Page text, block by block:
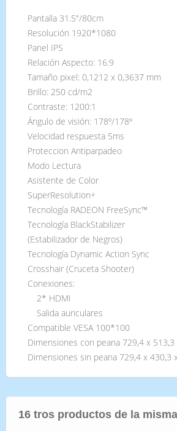
Pantalla 31.5"/80cm
Resolución 1920*1080
Panel IPS
Relación Aspecto: 16:9
Tamaño pixel: 0,1212 x 0,3637 mm
Brillo: 250 cd/m2
Contraste: 1200:1
Ángulo de visión: 178º/178º
Velocidad respuesta 5ms
Proteccion Antiparpadeo
Modo Lectura
Asistente de Color
SuperResolution+
Tecnología RADEON FreeSync™
Tecnología BlackStabilizer
(Estabilizador de Negros)
Tecnología Dynamic Action Sync
Crosshair (Cruceta Shooter)
Conexiones:
2* HDMI
Salida auriculares
Compatible VESA 100*100
Dimensiones con peana 729,4 x
Dimensiones sin peana 729,4 x 430,3
16 tros productos de la